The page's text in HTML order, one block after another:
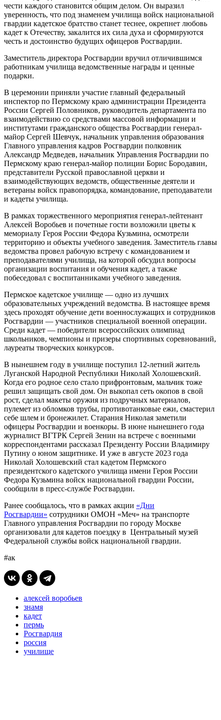
чести каждого становится общим делом. Он выразил
уверенность, что под знаменем училища войск национальной
гвардии кадетское братство станет теснее, окрепнет любовь
кадет к Отечеству, закалится их сила духа и сформируются
честь и достоинство будущих офицеров Росгвардии.
Заместитель директора Росгвардии вручил отличившимся
работникам училища ведомственные награды и ценные
подарки.
В церемонии приняли участие главный федеральный
инспектор по Пермскому краю администрации Президента
России Сергей Половников, руководитель департамента по
взаимодействию со средствами массовой информации и
институтами гражданского общества Росгвардии генерал-
майор Сергей Шевчук, начальник управления образования
Главного управления кадров Росгвардии полковник
Александр Медведев, начальник Управления Росгвардии по
Пермскому краю генерал-майор полиции Борис Бородавин,
представители Русской православной церкви и
взаимодействующих ведомств, общественные деятели и
ветераны войск правопорядка, командование, преподаватели
и кадеты училища.
В рамках торжественного мероприятия генерал-лейтенант
Алексей Воробьев и почетные гости возложили цветы к
мемориалу Героя России Федора Кузьмина, осмотрели
территорию и объекты учебного заведения. Заместитель главы
ведомства провел рабочую встречу с командованием и
преподавателями училища, на которой обсудил вопросы
организации воспитания и обучения кадет, а также
побеседовал с воспитанниками учебного заведения.
Пермское кадетское училище — одно из лучших
образовательных учреждений ведомства. В настоящее время
здесь проходят обучение дети военнослужащих и сотрудников
Росгвардии — участников специальной военной операции.
Среди кадет — победители всероссийских олимпиад
школьников, чемпионы и призеры спортивных соревнований,
лауреаты творческих конкурсов.
В нынешнем году в училище поступил 12-летний житель
Луганской Народной Республики Николай Холошевский.
Когда его родное село стало прифронтовым, мальчик тоже
решил защищать свой дом. Он выкопал сеть окопов в свой
рост, сделал макеты оружия из подручных материалов,
пулемет из обломков трубы, противотанковые ежи, смастерил
себе шлем и бронежилет. Старания Николая заметили
офицеры Росгвардии и военкоры. В июне нынешнего года
журналист ВГТРК Сергей Зенин на встрече с военными
корреспондентами рассказал Президенту России Владимиру
Путину о юном защитнике. И уже в августе 2023 года
Николай Холошевский стал кадетом Пермского
президентского кадетского училища имени Героя России
Федора Кузьмина войск национальной гвардии России,
сообщили в пресс-службе Росгвардии.
Ранее сообщалось, что в рамках акции «Дни
Росгвардии» сотрудники ОМОН «Меч» на транспорте
Главного управления Росгвардии по городу Москве
организовали для кадетов поездку в Центральный музей
Федеральной службы войск национальной гвардии.
#ак
алексей воробьев
знамя
кадет
пермь
Росгвардия
россия
училище